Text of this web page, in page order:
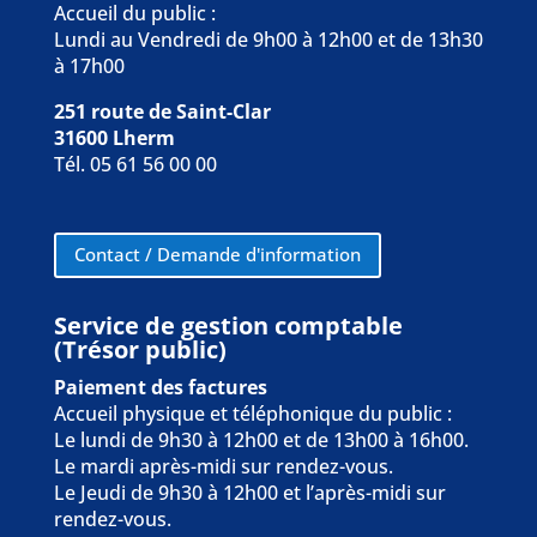
Accueil du public :
Lundi au Vendredi de 9h00 à 12h00 et de 13h30
à 17h00
251 route de Saint-Clar
31600 Lherm
Tél. 05 61 56 00 00
Contact / Demande d'information
Service de gestion comptable
(Trésor public)
Paiement des factures
Accueil physique et téléphonique du public :
Le lundi de 9h30 à 12h00 et de 13h00 à 16h00.
Le mardi après-midi sur rendez-vous.
Le Jeudi de 9h30 à 12h00 et l’après-midi sur
rendez-vous.